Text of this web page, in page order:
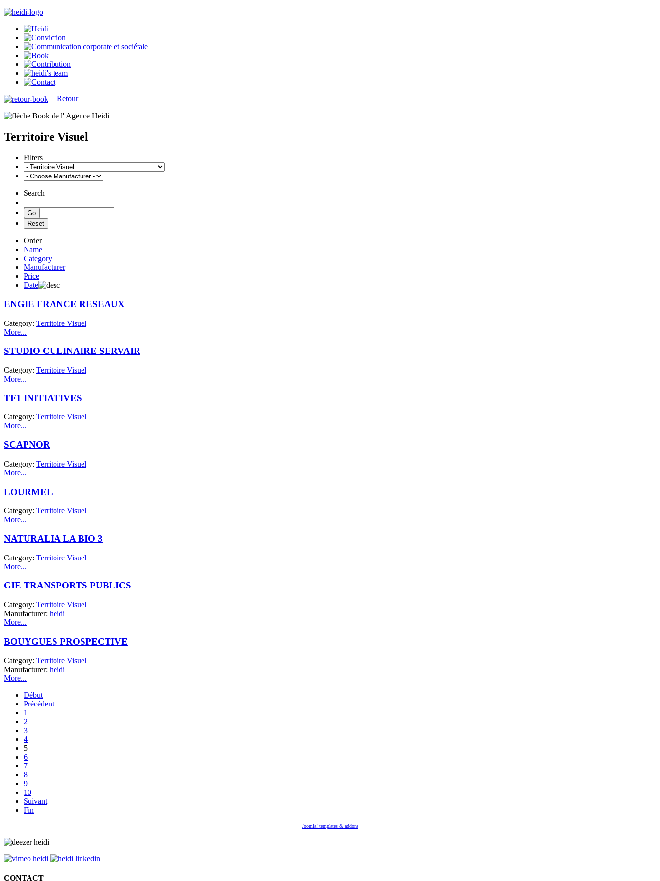
Retour
Territoire Visuel
Filters
Search
Order
Name
Category
Manufacturer
Price
Date
ENGIE FRANCE RESEAUX
Category: Territoire Visuel
More...
STUDIO CULINAIRE SERVAIR
Category: Territoire Visuel
More...
TF1 INITIATIVES
Category: Territoire Visuel
More...
SCAPNOR
Category: Territoire Visuel
More...
LOURMEL
Category: Territoire Visuel
More...
NATURALIA LA BIO 3
Category: Territoire Visuel
More...
GIE TRANSPORTS PUBLICS
Category: Territoire Visuel
Manufacturer: heidi
More...
BOUYGUES PROSPECTIVE
Category: Territoire Visuel
Manufacturer: heidi
More...
Début
Précédent
1
2
3
4
5
6
7
8
9
10
Suivant
Fin
Joomla! templates & addons
CONTACT